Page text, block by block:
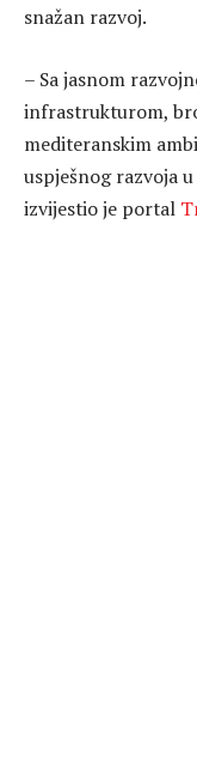
snažan razvoj.
– Sa jasnom
infrastrukturom,
mediteranskim
uspješnog razvoja
izvijestio je portal